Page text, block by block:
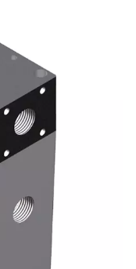
ve
veya elektrikli bileşen
bakım
ayarları,
sunar.